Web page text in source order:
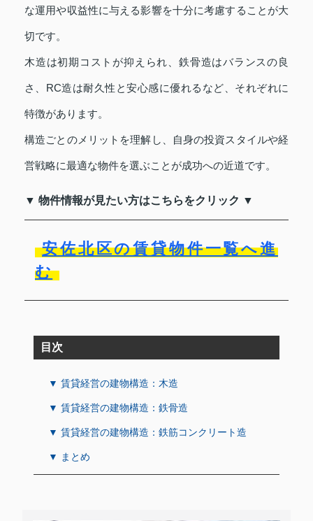
な運用や収益性に与える影響を十分に考慮することが大
切です。
木造は初期コストが抑えられ、鉄骨造はバランスの良
さ、RC造は耐久性と安心感に優れるなど、それぞれに
特徴があります。
構造ごとのメリットを理解し、自身の投資スタイルや経
営戦略に最適な物件を選ぶことが成功への近道です。
▼ 物件情報が見たい方はこちらをクリック ▼
安佐北区の賃貸物件一覧へ進
む
目次
▼ 賃貸経営の建物構造：木造
▼ 賃貸経営の建物構造：鉄骨造
▼ 賃貸経営の建物構造：鉄筋コンクリート造
▼ まとめ